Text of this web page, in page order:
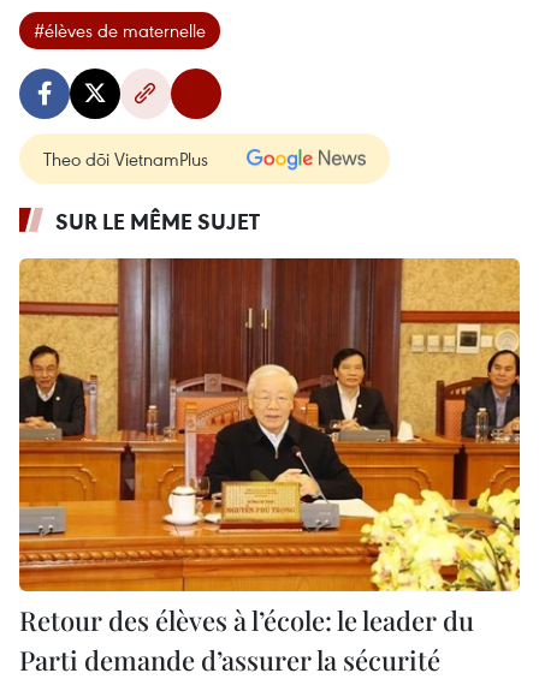
#élèves de maternelle
Theo dõi VietnamPlus
SUR LE MÊME SUJET
Retour des élèves à l’école: le leader du
Parti demande d’assurer la sécurité